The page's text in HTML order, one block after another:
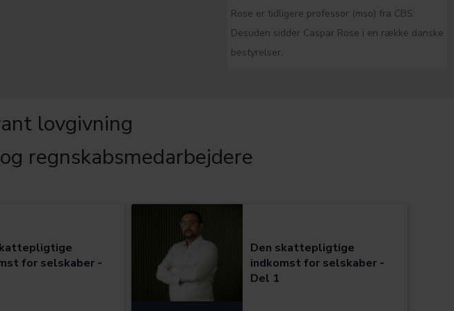
Rose er tidligere professor (mso) fra CBS:
Desuden sidder Caspar Rose i en række danske
bestyrelser.
lovgivning
regnskabsmedarbejdere
for selskaber -
Den skattepligtige
indkomst for selskaber -
Del 1